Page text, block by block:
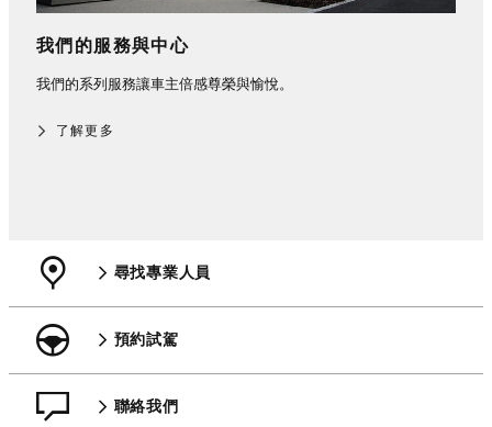
我們的服務與中心
我們的系列服務讓車主倍感尊榮與愉悅。
了解更多
尋找專業人員
預約試駕
聯絡我們